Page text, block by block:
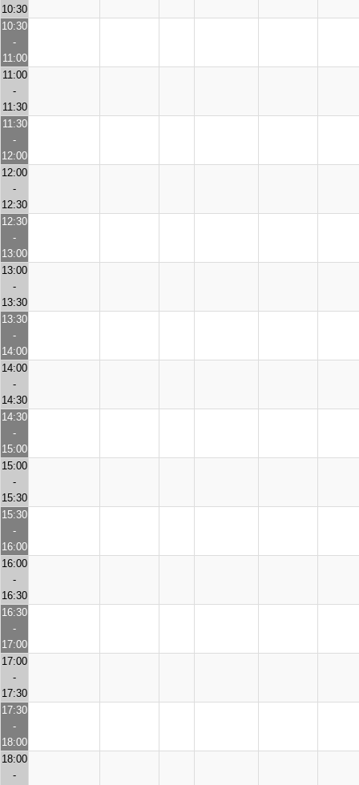
10:30
10:30
-
11:00
11:00
-
11:30
11:30
-
12:00
12:00
-
12:30
12:30
-
13:00
13:00
-
13:30
13:30
-
14:00
14:00
-
14:30
14:30
-
15:00
15:00
-
15:30
15:30
-
16:00
16:00
-
16:30
16:30
-
17:00
17:00
-
17:30
17:30
-
18:00
18:00
-